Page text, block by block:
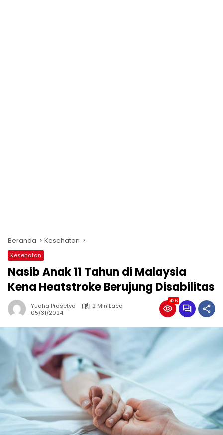
Beranda Kesehatan
Kesehatan
Nasib Anak 11 Tahun di Malaysia
Kena Heatstroke Berujung Disabilitas
Yudha Prasetya
2 Min Baca
05/31/2024
426